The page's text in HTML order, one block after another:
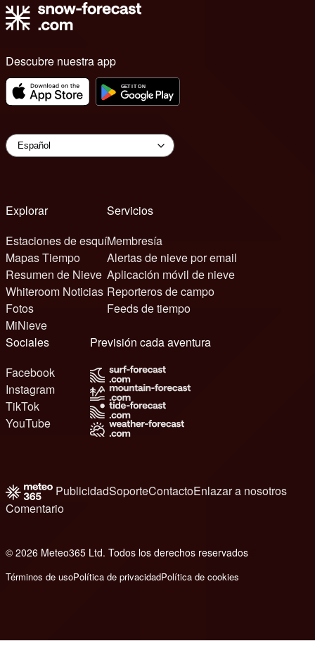
Descubre nuestra app
Explorar
Estaciones de esquí
Mapas Tiempo
Resumen de Nieve
Whiteroom Noticias
Fotos
MiNieve
Servicios
Membresía
Alertas de nieve por email
Aplicación móvil de nieve
Reporteros de campo
Feeds de tiempo
Sociales
Facebook
Instagram
TikTok
YouTube
Previsión cada aventura
PublicidadSoporteContactoEnlazar a nosotros
Comentario
© 2026 Meteo365 Ltd. Todos los derechos reservados
Términos de usoPolítica de privacidadPolítica de cookies